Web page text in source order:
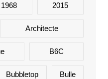
1968 2015
Architecte
B6C
Bubbletop Bulle